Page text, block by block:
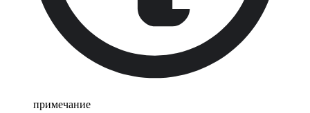
примечание